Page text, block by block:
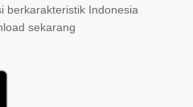
berkarakteristik Indonesia
sekarang